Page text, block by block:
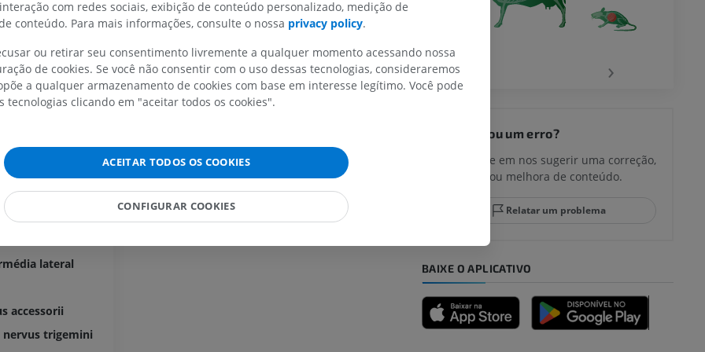
lateral
accessorii
nervus trigemini
Cavalo - Dedo
PREMIUM
Horse - Finger and Hoof
Ilustrações
Cavalo - Cabeça
Cavalo - Dentes
Ilustrações
›
Encontrou um erro?
Não hesite em nos sugerir uma correção,
tradução ou melhora de conteúdo.
Relatar um problema
BAIXE O APLICATIVO
com redes sociais, exibição de conteúdo personalizado, medição de
conteúdo. Para mais informações, consulte o nossa privacy policy.
ou retirar seu consentimento livremente a qualquer momento acessando nossa
de cookies. Se você não consentir com o uso dessas tecnologias, consideraremos
a qualquer armazenamento de cookies com base em interesse legítimo. Você pode
tecnologias clicando em "aceitar todos os cookies".
ACEITAR TODOS OS COOKIES
CONFIGURAR COOKIES